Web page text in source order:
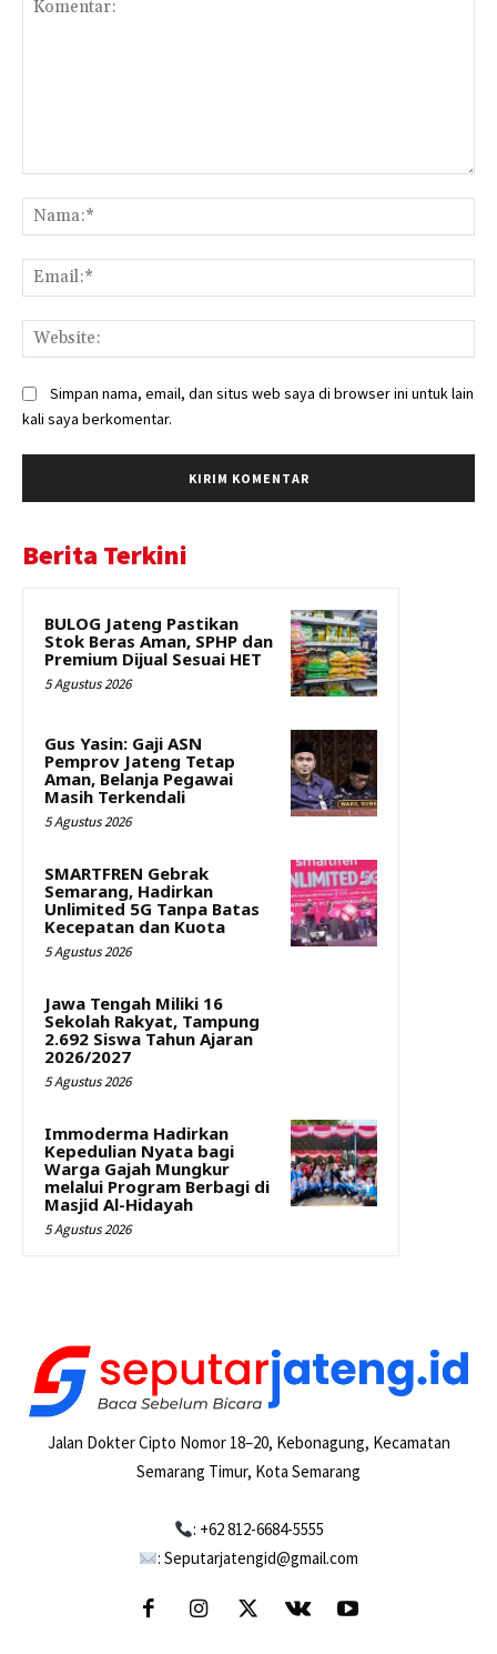
Simpan nama, email, dan situs web saya di browser ini untuk lain
kali saya berkomentar.
Berita Terkini
BULOG Jateng Pastikan
Stok Beras Aman, SPHP dan
Premium Dijual Sesuai HET
5 Agustus 2026
Gus Yasin: Gaji ASN
Pemprov Jateng Tetap
Aman, Belanja Pegawai
Masih Terkendali
5 Agustus 2026
SMARTFREN Gebrak
Semarang, Hadirkan
Unlimited 5G Tanpa Batas
Kecepatan dan Kuota
5 Agustus 2026
Jawa Tengah Miliki 16
Sekolah Rakyat, Tampung
2.692 Siswa Tahun Ajaran
2026/2027
5 Agustus 2026
Immoderma Hadirkan
Kepedulian Nyata bagi
Warga Gajah Mungkur
melalui Program Berbagi di
Masjid Al-Hidayah
5 Agustus 2026
Jalan Dokter Cipto Nomor 18–20, Kebonagung, Kecamatan
Semarang Timur, Kota Semarang
: +62 812-6684-5555
: Seputarjatengid@gmail.com